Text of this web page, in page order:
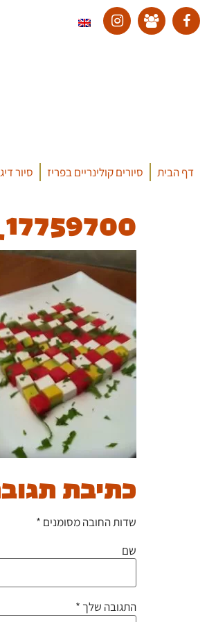
דף הבית סיורים קולינריים בפריז סיור
17759700_455504538126111_6783500273690263436_n
כתיבת
שדות החובה מסומנים *
שם
התגובה שלך *